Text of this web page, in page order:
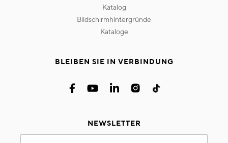
katalog
bildschirmhintergründe
kataloge
BLEIBEN SIE IN VERBINDUNG
NEWSLETTER